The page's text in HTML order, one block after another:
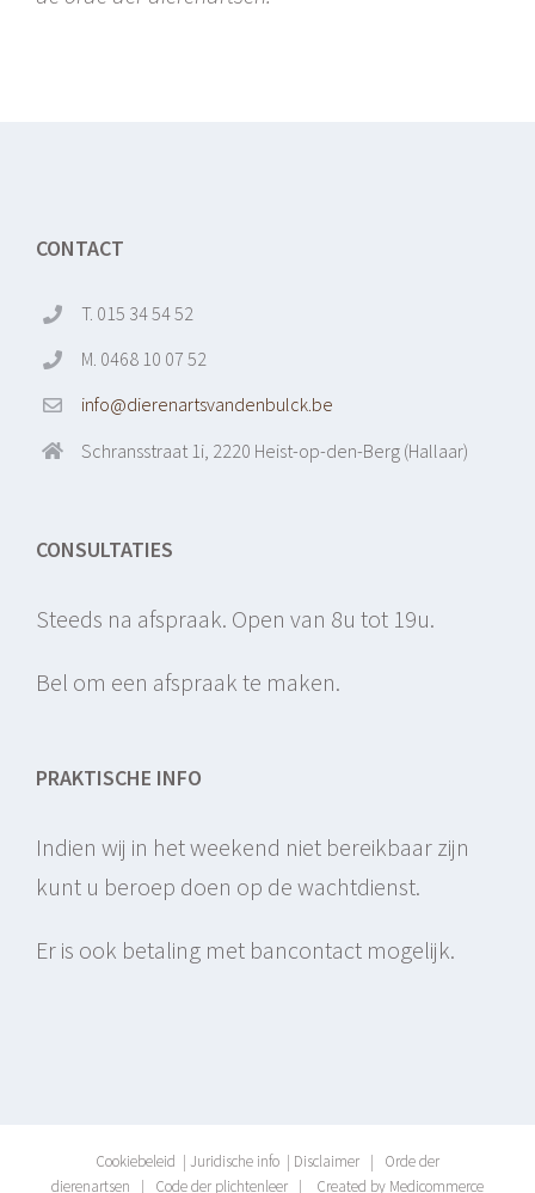
CONTACT
T. 015 34 54 52
M. 0468 10 07 52
info@dierenartsvandenbulck.be
Schransstraat 1i, 2220 Heist-op-den-Berg (Hallaar)
CONSULTATIES
Steeds na afspraak. Open van 8u tot 19u.
Bel om een afspraak te maken.
PRAKTISCHE INFO
Indien wij in het weekend niet bereikbaar zijn
kunt u beroep doen op de wachtdienst.
Er is ook betaling met bancontact mogelijk.
Cookiebeleid | Juridische info | Disclaimer | Orde der
dierenartsen | Code der plichtenleer | Created by Medicommerce